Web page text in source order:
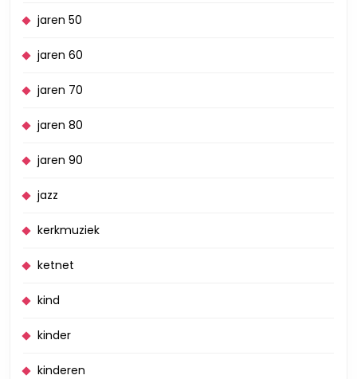
jaren 50
jaren 60
jaren 70
jaren 80
jaren 90
jazz
kerkmuziek
ketnet
kind
kinder
kinderen